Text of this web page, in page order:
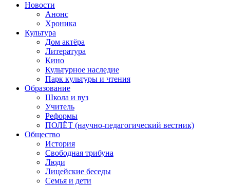
Новости
Анонс
Хроника
Культура
Дом актёра
Литература
Кино
Культурное наследие
Парк культуры и чтения
Образование
Школа и вуз
Учитель
Реформы
ПОЛЁТ (научно-педагогический вестник)
Общество
История
Свободная трибуна
Люди
Лицейские беседы
Семья и дети